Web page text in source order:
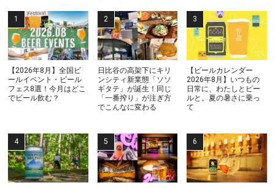
【2026年8月】全国ビ
ールイベント・ビール
フェス8選！今月はどこ
でビール飲む？
日比谷の高架下にキリ
ンシティ新業態「ソソ
ギタテ」が誕生！同じ
「一番搾り」が注ぎ方
でこんなに変わる
【ビールカレンダー
2026年8月】いつもの
日常に、わたしとビー
ルと。夏の暑さに乗っ
て